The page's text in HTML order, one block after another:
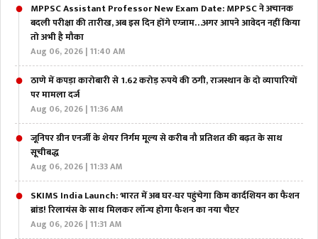
MPPSC Assistant Professor New Exam Date: MPPSC ने अचानक
बदली परीक्षा की तारीख, अब इस दिन होंगे एग्जाम…अगर आपने आवेदन नहीं किया
तो अभी है मौका
Aug 06, 2026 | 11:40 AM
ठाणे में कपड़ा कारोबारी से 1.62 करोड़ रुपये की ठगी, राजस्थान के दो व्यापारियों
पर मामला दर्ज
Aug 06, 2026 | 11:36 AM
जूनिपर ग्रीन एनर्जी के शेयर निर्गम मूल्य से करीब नौ प्रतिशत की बढ़त के साथ
सूचीबद्ध
Aug 06, 2026 | 11:33 AM
SKIMS India Launch: भारत में अब घर-घर पहुंचेगा किम कार्दशियन का फैशन
ब्रांड! रिलायंस के साथ मिलकर लॉन्च होगा फैशन का नया चैप्टर
Aug 06, 2026 | 11:31 AM